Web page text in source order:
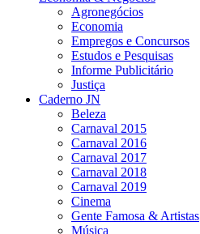
Agronegócios
Economia
Empregos e Concursos
Estudos e Pesquisas
Informe Publicitário
Justiça
Caderno JN
Beleza
Carnaval 2015
Carnaval 2016
Carnaval 2017
Carnaval 2018
Carnaval 2019
Cinema
Gente Famosa & Artistas
Música